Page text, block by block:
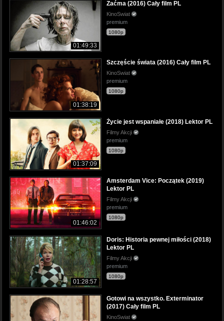
01:49:33
Zaćma (2016) Cały film PL
KinoSwiat
premium
1080p
01:38:19
Szczęście świata (2016) Cały film PL
KinoSwiat
premium
1080p
01:37:09
Życie jest wspaniałe (2018) Lektor PL
Filmy Akcji
premium
1080p
01:46:02
Amsterdam Vice: Początek (2019)
Lektor PL
Filmy Akcji
premium
1080p
01:28:57
Doris: Historia pewnej miłości (2018)
Lektor PL
Filmy Akcji
premium
1080p
Gotowi na wszystko. Exterminator
(2017) Cały film PL
KinoSwiat